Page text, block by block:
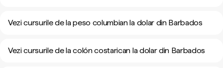
Vezi cursurile de la peso columbian la dolar din Barbados
Vezi cursurile de la colón costarican la dolar din Barbados